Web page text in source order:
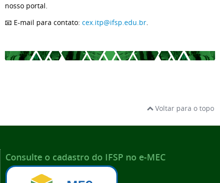
nosso portal.
📧 E-mail para contato: cex.itp@ifsp.edu.br
Voltar para o topo
Consulte o cadastro do IFSP no e-MEC